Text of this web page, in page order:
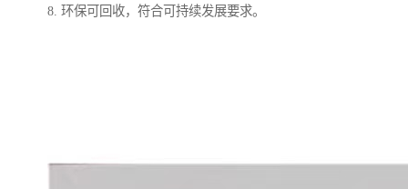
8. 环保可回收，符合可持续发展要求。